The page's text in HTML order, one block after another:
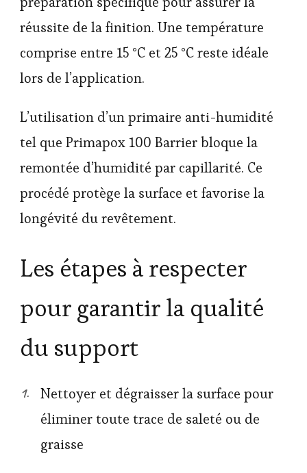
réussite de la finition. Une température
comprise entre 15 °C et 25 °C reste idéale
lors de l’application.
L’utilisation d’un primaire anti-humidité
tel que Primapox 100 Barrier bloque la
remontée d’humidité par capillarité. Ce
procédé protège la surface et favorise la
longévité du revêtement.
Les étapes à respecter
pour garantir la qualité
du support
Nettoyer et dégraisser la surface pour
éliminer toute trace de saleté ou de
graisse